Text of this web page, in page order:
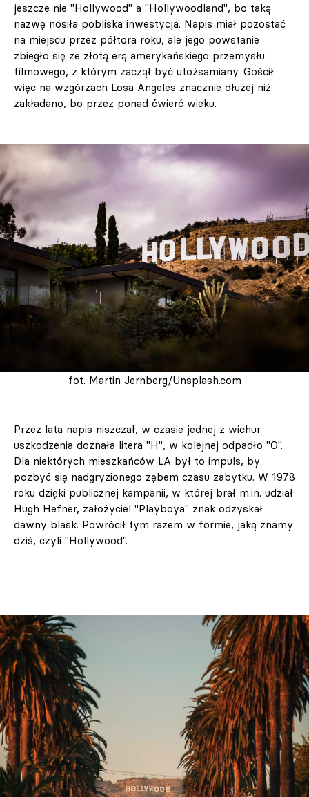
jeszcze nie "Hollywood" a "Hollywoodland", bo taką
nazwę nosiła pobliska inwestycja. Napis miał pozostać
na miejscu przez półtora roku, ale jego powstanie
zbiegło się ze złotą erą amerykańskiego przemysłu
filmowego, z którym zaczął być utożsamiany. Gościł
więc na wzgórzach Losa Angeles znacznie dłużej niż
zakładano, bo przez ponad ćwierć wieku.
fot. Martin Jernberg/Unsplash.com
Przez lata napis niszczał, w czasie jednej z wichur
uszkodzenia doznała litera "H", w kolejnej odpadło "O".
Dla niektórych mieszkańców LA był to impuls, by
pozbyć się nadgryzionego zębem czasu zabytku. W 1978
roku dzięki publicznej kampanii, w której brał m.in. udział
Hugh Hefner, założyciel "Playboya" znak odzyskał
dawny blask. Powrócił tym razem w formie, jaką znamy
dziś, czyli "Hollywood".